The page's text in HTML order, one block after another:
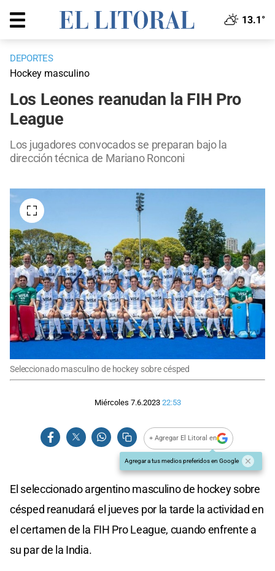
13.1°
DEPORTES
Hockey masculino
Los Leones reanudan la FIH Pro
League
Los jugadores convocados se preparan bajo la
dirección técnica de Mariano Ronconi
Seleccionado masculino de hockey sobre césped
Miércoles 7.6.2023 22:53
+ Agregar El Litoral en
Agregar a tus medios preferidos en Google
El seleccionado argentino masculino de hockey sobre
césped reanudará el jueves por la tarde la actividad en
el certamen de la FIH Pro League, cuando enfrente a
su par de la India.